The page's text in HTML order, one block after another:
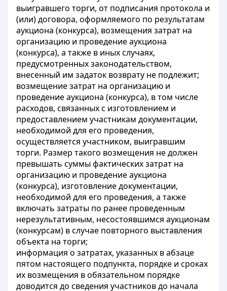
выигравшего торги, от подписания протокола и
(или) договора, оформляемого по результатам
аукциона (конкурса), возмещения затрат на
организацию и проведение аукциона
(конкурса), а также в иных случаях,
предусмотренных законодательством,
внесенный им задаток возврату не подлежит;
возмещение затрат на организацию и
проведение аукциона (конкурса), в том числе
расходов, связанных с изготовлением и
предоставлением участникам документации,
необходимой для его проведения,
осуществляется участником, выигравшим
торги. Размер такого возмещения не должен
превышать суммы фактических затрат на
организацию и проведение аукциона
(конкурса), изготовление документации,
необходимой для его проведения, а также
включать затраты по ранее проведенным
нерезультативным, несостоявшимся аукционам
(конкурсам) в случае повторного выставления
объекта на торги;
информация о затратах, указанных в абзаце
пятом настоящего подпункта, порядке и сроках
их возмещения в обязательном порядке
доводится до сведения участников до начала